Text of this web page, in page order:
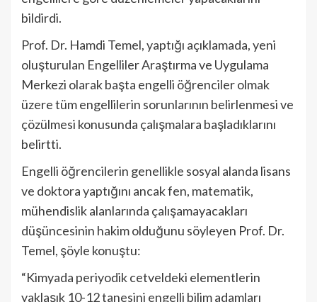
bildirdi.
Prof. Dr. Hamdi Temel, yaptığı açıklamada, yeni
oluşturulan Engelliler Araştırma ve Uygulama
Merkezi olarak başta engelli öğrenciler olmak
üzere tüm engellilerin sorunlarının belirlenmesi ve
çözülmesi konusunda çalışmalara başladıklarını
belirtti.
Engelli öğrencilerin genellikle sosyal alanda lisans
ve doktora yaptığını ancak fen, matematik,
mühendislik alanlarında çalışamayacakları
düşüncesinin hakim olduğunu söyleyen Prof. Dr.
Temel, şöyle konuştu:
“Kimyada periyodik cetveldeki elementlerin
yaklaşık 10-12 tanesini engelli bilim adamları